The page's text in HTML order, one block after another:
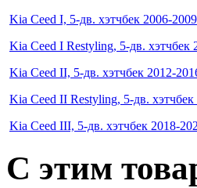
Kia Ceed I, 5-дв. хэтчбек 2006-2009
Kia Ceed I Restyling, 5-дв. хэтчбек
Kia Ceed II, 5-дв. хэтчбек 2012-
Kia Ceed II Restyling, 5-дв.
Kia Ceed III, 5-дв. хэтчбек 2018-
C этим